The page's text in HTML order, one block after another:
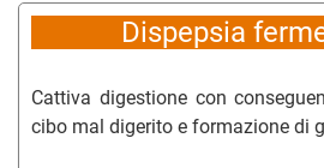
Dispepsia
Cattiva digestione con
cibo mal digerito e formazione di